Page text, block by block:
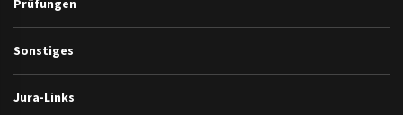
Prüfungen
Sonstiges
Jura-Links